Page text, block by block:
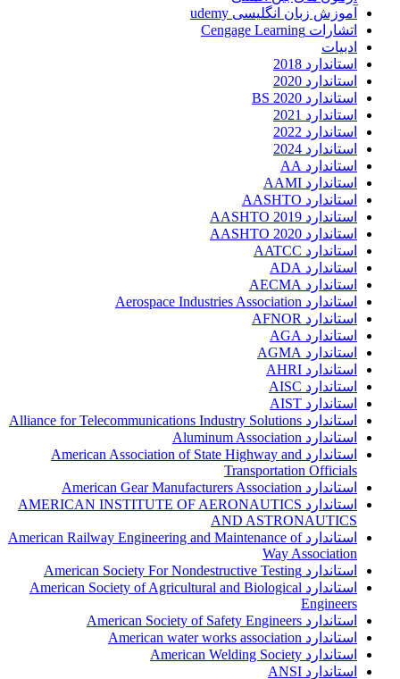
آموزش زبان انگلیسی udemy
اتشارات Cengage Learning
ادبیات
استاندارد 2018
استاندارد 2020
استاندارد 2020 BS
استاندارد 2021
استاندارد 2022
استاندارد 2024
استاندارد AA
استاندارد AAMI
استاندارد AASHTO
استاندارد AASHTO 2019
استاندارد AASHTO 2020
استاندارد AATCC
استاندارد ADA
استاندارد AECMA
استاندارد Aerospace Industries Association
استاندارد AFNOR
استاندارد AGA
استاندارد AGMA
استاندارد AHRI
استاندارد AISC
استاندارد AIST
استاندارد Alliance for Telecommunications Industry Solutions
استاندارد Aluminum Association
استاندارد American Association of State Highway and
Transportation Officials
استاندارد American Gear Manufacturers Association
استاندارد AMERICAN INSTITUTE OF AERONAUTICS
AND ASTRONAUTICS
استاندارد American Railway Engineering and Maintenance of
Way Association
استاندارد American Society For Nondestructive Testing
استاندارد American Society of Agricultural and Biological
Engineers
استاندارد American Society of Safety Engineers
استاندارد American water works association
استاندارد American Welding Society
استاندارد ANSI